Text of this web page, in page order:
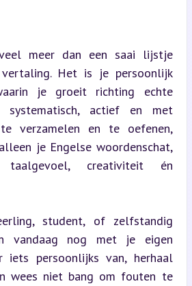
meer dan een saai lijstje
Het is je persoonlijk
je groeit richting echte
systematisch, actief en met
verzamelen en te oefenen,
je Engelse woordenschat,
creativiteit én
student, of zelfstandig
vandaag nog met je eigen
iets persoonlijks van, herhaal
wees niet bang om fouten te